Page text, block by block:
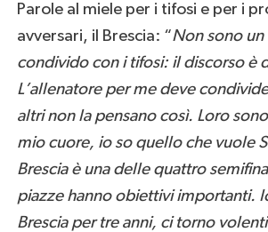
Parole al miele per i tifosi e per i
avversari, il Brescia: “Non sono
condivido con i tifosi: il discorso è
L’allenatore per me deve
altri non la pensano così. Loro
mio cuore, io so quello che vuole
Brescia è una delle quattro
piazze hanno obiettivi importanti.
Brescia per tre anni, ci torno